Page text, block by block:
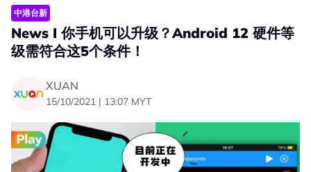
中港台新
News I 你手机可以升级？Android 12 硬件等
级需符合这5个条件！
XUAN
15/10/2021 | 13:07 MYT